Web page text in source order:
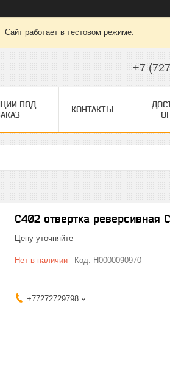
Сайт работает в тестовом режиме.
+7
ПОД
КОНТАКТЫ
С402 отвертка реверсивная
Цену уточняйте
Нет в наличии Код: Н0000090970
+77272729798